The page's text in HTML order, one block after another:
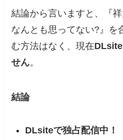
結論から言いますと、『
なんとも思ってない?』を
む方法はなく、現在
せん。
結論
DLsiteで独占配信中！